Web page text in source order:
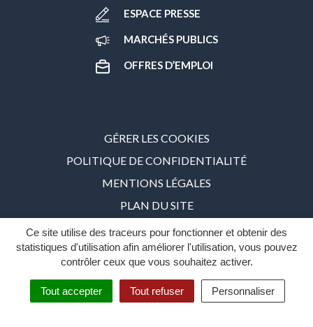
Ce site utilise des traceurs pour fonctionner et obtenir des
statistiques d'utilisation afin améliorer l'utilisation, vous pouvez
contrôler ceux que vous souhaitez activer.
Tout accepter Tout refuser Personnaliser
ESPACE PRESSE
MARCHÉS PUBLICS
OFFRES D’EMPLOI
GÉRER LES COOKIES
POLITIQUE DE CONFIDENTIALITÉ
MENTIONS LÉGALES
PLAN DU SITE
ACCESSIBILITÉ : PARTIELLEMENT CONFORME – 86%
INOVAGORA